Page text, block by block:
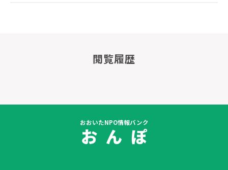
閲覧履歴
おおいたNPO情報バンク
お ん ぽ